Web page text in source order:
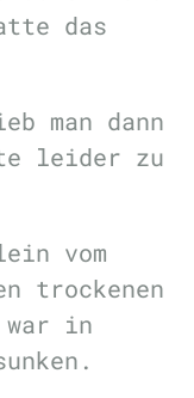
das
man dann
leider zu
vom
trockenen
war in